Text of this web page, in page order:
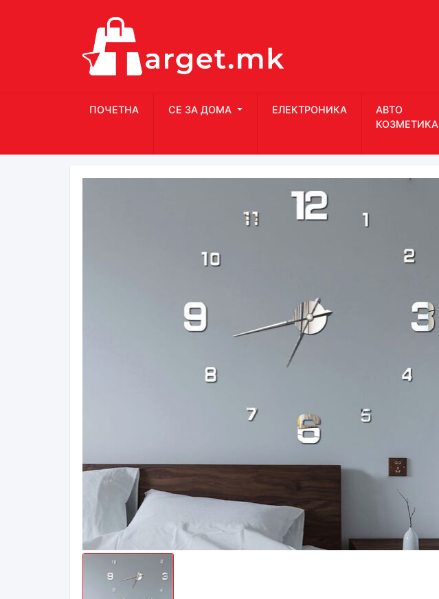
ПОЧЕТНА СЕ ЗА ДОМА ЕЛЕКТРОНИКА
АВТО
КОЗМЕТИКА